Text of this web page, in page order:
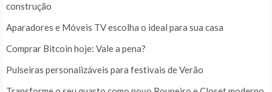
construção
Aparadores e Móveis TV escolha o ideal para sua casa
Comprar Bitcoin hoje: Vale a pena?
Pulseiras personalizáveis para festivais de Verão